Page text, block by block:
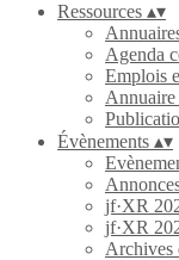
Ressources ▴▾
Agenda
Emplois
Annuaire
Évènements ▴▾
jf·XR
jf·XR
Archives